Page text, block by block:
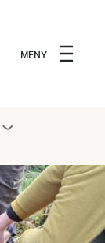
MENY